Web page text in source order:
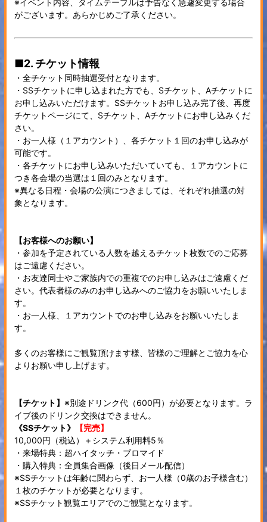
※イベント内容、タイムテーブルは予告なく急遽変更する場合
がございます。あらかじめご了承ください。
■2. チケット情報
・全チケット同時抽選受付となります。
・SSチケットに申し込まれた方でも、Sチケット、Aチケットに
お申し込みいただけます。SSチケットお申し込み完了後、再度
チケットページにて、Sチケット、Aチケットにお申し込みくだ
さい。
・お一人様（１アカウント）、各チケット１回のお申し込みが
可能です。
・各チケットにお申し込みいただいていても、１アカウントに
つき各会場の当選は１回のみとなります。
※異なる日程・会場の公演につきましては、それぞれ抽選の対
象となります。
【お客様へのお願い】
・参加を予定されている人数を越えるチケット枚数でのご応募
はご遠慮ください。
・お友達同士やご家族内での重複でのお申し込みはご遠慮くだ
さい。代表者様のみのお申し込みへのご協力をお願いいたしま
す。
・お一人様、１アカウントでのお申し込みをお願いいたしま
す。
多くのお客様にご観覧頂けます様、皆様のご理解とご協力を心
よりお願い申し上げます。
【チケット】 ※別途ドリンク代（600円）が必要となります。ラ
イブ後のドリンク交換はできません。
《SSチケット》
【完売】
10,000円（税込）＋システム利用料5％
・来場特典：超ハイタッチ・ブロマイド
・購入特典：全員集合画像（後日メール配信）
※SSチケットは年齢に関わらず、お一人様（0歳のお子様含む）
１枚のチケットが必要となります。
※SSチケット観覧エリアでのご観覧となります。